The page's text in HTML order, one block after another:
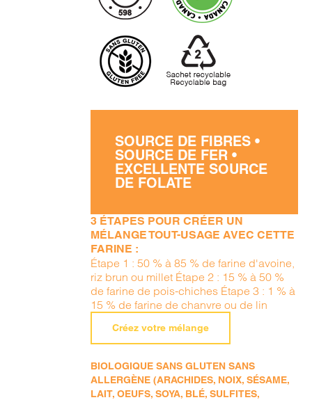
SOURCE DE FIBRES •
SOURCE DE FER •
EXCELLENTE SOURCE
DE FOLATE
3 ÉTAPES POUR CRÉER UN
MÉLANGE TOUT-USAGE AVEC CETTE
FARINE :
Étape 1 : 50 % à 85 % de farine d'avoine,
riz brun ou millet Étape 2 : 15 % à 50 %
de farine de pois-chiches Étape 3 : 1 % à
15 % de farine de chanvre ou de lin
Créez votre mélange
BIOLOGIQUE SANS GLUTEN SANS
ALLERGÈNE (ARACHIDES, NOIX, SÉSAME,
LAIT, OEUFS, SOYA, BLÉ, SULFITES,